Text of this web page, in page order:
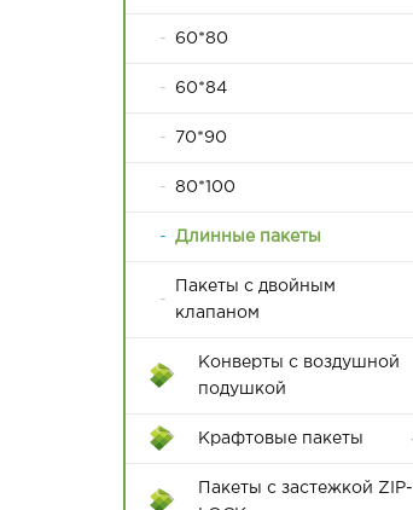
60*80
60*84
70*90
80*100
Длинные пакеты
Пакеты с двойным
клапаном
Конверты с воздушной
подушкой
Крафтовые пакеты
Пакеты с застежкой ZIP-